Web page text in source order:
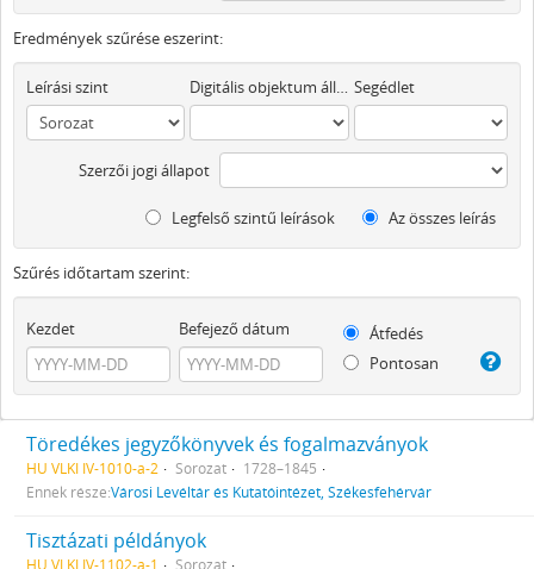
Eredmények szűrése eszerint:
Leírási szint Digitális objektum áll rendelkezésre Segédlet
Szerzői jogi állapot
Legfelső szintű leírások Az összes leírás
Szűrés időtartam szerint:
Kezdet Befejező dátum
Átfedés
Pontosan
Töredékes jegyzőkönyvek és fogalmazványok
HU VLKI IV-1010-a-2 Sorozat
1728–1845
Ennek része:Városi Levéltár és Kutatóintézet, Székesfehérvár
Tisztázati példányok
HU VLKI IV-1102-a-1 Sorozat